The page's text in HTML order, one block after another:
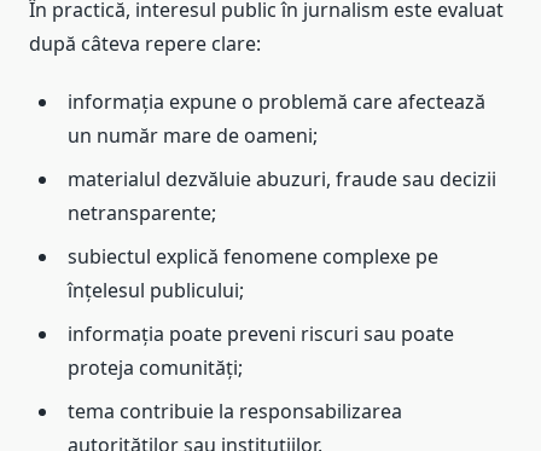
În practică, interesul public în jurnalism este evaluat
după câteva repere clare:
informația expune o problemă care afectează
un număr mare de oameni;
materialul dezvăluie abuzuri, fraude sau decizii
netransparente;
subiectul explică fenomene complexe pe
înțelesul publicului;
informația poate preveni riscuri sau poate
proteja comunități;
tema contribuie la responsabilizarea
autorităților sau instituțiilor.